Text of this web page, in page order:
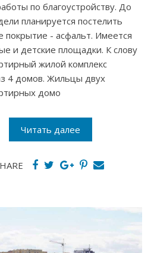
по благоустройству. До
планируется постелить
покрытие - асфальт. Имеется
и детские площадки. К слову
жилой комплекс
4 домов. Жильцы двух
домо
Читать далее